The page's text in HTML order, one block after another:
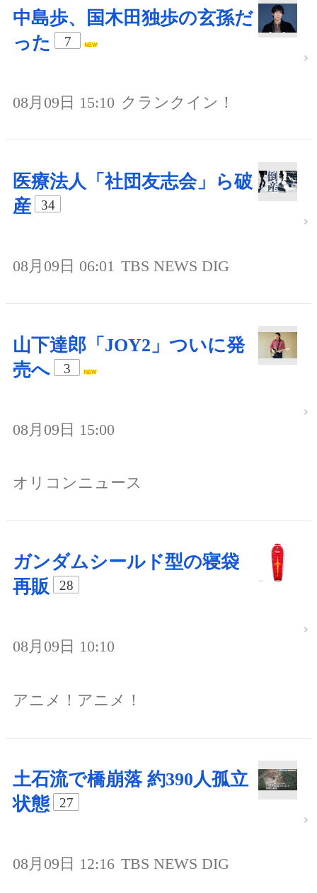
中島歩、国木田独歩の玄孫だ
った
7
08月09日 15:10 クランクイン！
医療法人「社団友志会」ら破
産
34
08月09日 06:01 TBS NEWS DIG
山下達郎「JOY2」ついに発
売へ
3
08月09日 15:00
オリコンニュース
ガンダムシールド型の寝袋
再販
28
08月09日 10:10
アニメ！アニメ！
土石流で橋崩落 約390人孤立
状態
27
08月09日 12:16 TBS NEWS DIG